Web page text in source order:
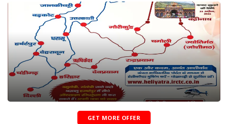
GET MORE OFFER